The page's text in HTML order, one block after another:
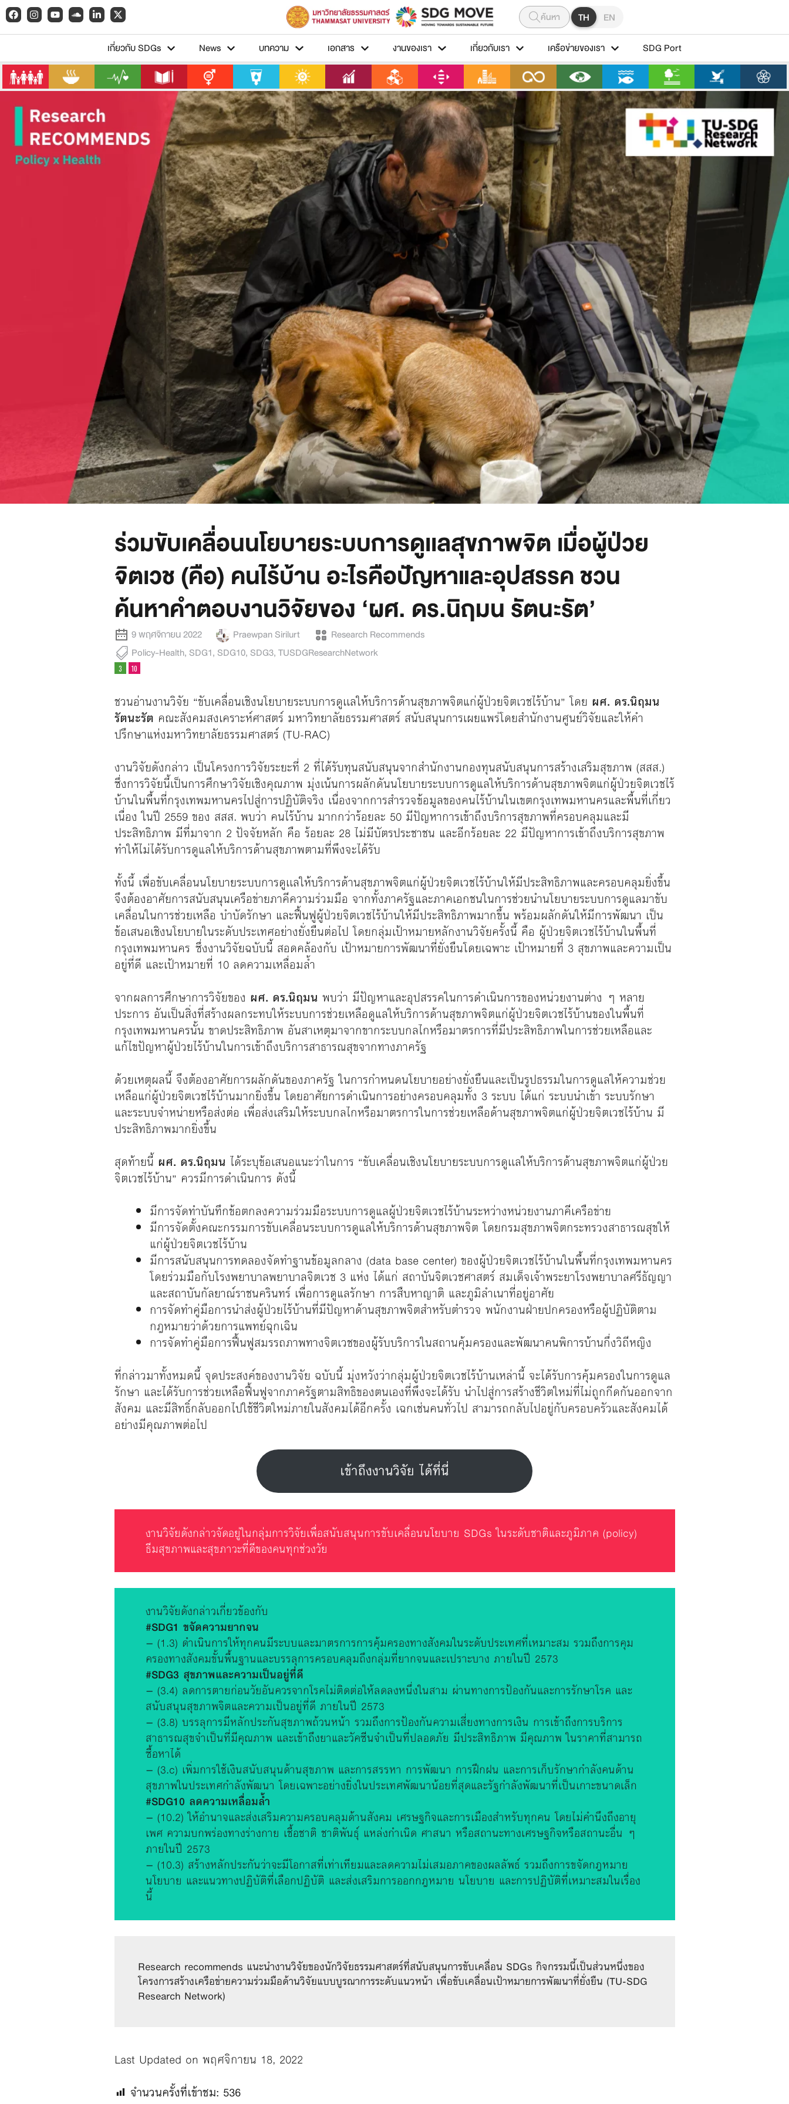
ค้นหา TH EN
เกี่ยวกับ SDGs News บทความ เอกสาร งานของเรา เกี่ยวกับเรา เครือข่ายของเรา SDG Port
ร่วมขับเคลื่อนนโยบายระบบการดูเเลสุขภาพจิต เมื่อผู้ป่วย
จิตเวช (คือ) คนไร้บ้าน อะไรคือปัญหาและอุปสรรค ชวน
ค้นหาคำตอบงานวิจัยของ ‘ผศ. ดร.นิฤมน รัตนะรัต’
9 พฤศจิกายน 2022 Praewpan Sirilurt
Research Recommends
Policy-Health, SDG1, SDG10, SDG3,TUSDGResearchNetwork
ชวนอ่านงานวิจัย “ขับเคลื่อนเชิงนโยบายระบบการดูเเลให้บริการด้านสุขภาพจิตแก่ผู้ป่วยจิตเวชไร้บ้าน” โดย ผศ. ดร.นิฤมน
รัตนะรัต คณะสังคมสงเคราะห์ศาสตร์ มหาวิทยาลัยธรรมศาสตร์ สนับสนุนการเผยแพร่โดยสำนักงานศูนย์วิจัยและให้คำ
ปรึกษาแห่งมหาวิทยาลัยธรรมศาสตร์ (TU-RAC)
งานวิจัยดังกล่าว เป็นโครงการวิจัยระยะที่ 2 ที่ได้รับทุนสนับสนุนจากสำนักงานกองทุนสนับสนุนการสร้างเสริมสุขภาพ (สสส.)
ซึ่งการวิจัยนี้เป็นการศึกษาวิจัยเชิงคุณภาพ มุ่งเน้นการผลักดันนโยบายระบบการดูแลให้บริการด้านสุขภาพจิตแก่ผู้ป่วยจิตเวชไร้
บ้านในพื้นที่กรุงเทพมหานครไปสู่การปฏิบัติจริง เนื่องจากการสำรวจข้อมูลของคนไร้บ้านในเขตกรุงเทพมหานครและพื้นที่เกี่ยว
เนื่อง ในปี 2559 ของ สสส. พบว่า คนไร้บ้าน มากกว่าร้อยละ 50 มีปัญหาการเข้าถึงบริการสุขภาพที่ครอบคลุมและมี
ประสิทธิภาพ มีที่มาจาก 2 ปัจจัยหลัก คือ ร้อยละ 28 ไม่มีบัตรประชาชน และอีกร้อยละ 22 มีปัญหาการเข้าถึงบริการสุขภาพ
ทำให้ไม่ได้รับการดูแลให้บริการด้านสุขภาพตามที่พึงจะได้รับ
ทั้งนี้ เพื่อขับเคลื่อนนโยบายระบบการดูเเลให้บริการด้านสุขภาพจิตแก่ผู้ป่วยจิตเวชไร้บ้านให้มีประสิทธิภาพและครอบคลุมยิ่งขึ้น
จึงต้องอาศัยการสนับสนุนเครือข่ายภาคีความร่วมมือ จากทั้งภาครัฐและภาคเอกชนในการช่วยนำนโยบายระบบการดูแลมาขับ
เคลื่อนในการช่วยเหลือ บำบัดรักษา และฟื้นฟูผู้ป่วยจิตเวชไร้บ้านให้มีประสิทธิภาพมากขึ้น พร้อมผลักดันให้มีการพัฒนา เป็น
ข้อเสนอเชิงนโยบายในระดับประเทศอย่างยั่งยืนต่อไป โดยกลุ่มเป้าหมายหลักงานวิจัยครั้งนี้ คือ ผู้ป่วยจิตเวชไร้บ้านในพื้นที่
กรุงเทพมหานคร ซึ่งงานวิจัยฉบับนี้ สอดคล้องกับ เป้าหมายการพัฒนาที่ยั่งยืนโดยเฉพาะ เป้าหมายที่ 3 สุขภาพและความเป็น
อยู่ที่ดี และเป้าหมายที่ 10 ลดความเหลื่อมล้ำ
จากผลการศึกษาการวิจัยของ ผศ. ดร.นิฤมน พบว่า มีปัญหาและอุปสรรคในการดำเนินการของหน่วยงานต่าง ๆ หลาย
ประการ อันเป็นสิ่งที่สร้างผลกระทบให้ระบบการช่วยเหลือดูแลให้บริการด้านสุขภาพจิตแก่ผู้ป่วยจิตเวชไร้บ้านของในพื้นที่
กรุงเทพมหานครนั้น ขาดประสิทธิภาพ อันสาเหตุมาจากขากระบบกลไกหรือมาตรการที่มีประสิทธิภาพในการช่วยเหลือและ
แก้ไขปัญหาผู้ป่วยไร้บ้านในการเข้าถึงบริการสาธารณสุขจากทางภาครัฐ
ด้วยเหตุผลนี้ จึงต้องอาศัยการผลักดันของภาครัฐ ในการกำหนดนโยบายอย่างยั่งยืนและเป็นรูปธรรมในการดูแลให้ความช่วย
เหลือแก่ผู้ป่วยจิตเวชไร้บ้านมากยิ่งขึ้น โดยอาศัยการดำเนินการอย่างครอบคลุมทั้ง 3 ระบบ ได้แก่ ระบบนำเข้า ระบบรักษา
และระบบจำหน่ายหรือส่งต่อ เพื่อส่งเสริมให้ระบบกลไกหรือมาตรการในการช่วยเหลือด้านสุขภาพจิตแก่ผู้ป่วยจิตเวชไร้บ้าน มี
ประสิทธิภาพมากยิ่งขึ้น
สุดท้ายนี้ ผศ. ดร.นิฤมน ได้ระบุข้อเสนอแนะว่าในการ “ขับเคลื่อนเชิงนโยบายระบบการดูเเลให้บริการด้านสุขภาพจิตแก่ผู้ป่วย
จิตเวชไร้บ้าน” ควรมีการดำเนินการ ดังนี้
มีการจัดทำบันทึกข้อตกลงความร่วมมือระบบการดูแลผู้ป่วยจิตเวชไร้บ้านระหว่างหน่วยงานภาคีเครือข่าย
มีการจัดตั้งคณะกรรมการขับเคลื่อนระบบการดูแลให้บริการด้านสุขภาพจิต โดยกรมสุขภาพจิตกระทรวงสาธารณสุขให้
แก่ผู้ป่วยจิตเวชไร้บ้าน
มีการสนับสนุนการทดลองจัดทำฐานข้อมูลกลาง (data base center) ของผู้ป่วยจิตเวชไร้บ้านในพื้นที่กรุงเทพมหานคร
โดยร่วมมือกับโรงพยาบาลพยาบาลจิตเวช 3 แห่ง ได้แก่ สถาบันจิตเวชศาสตร์ สมเด็จเจ้าพระยาโรงพยาบาลศรีธัญญา
และสถาบันกัลยาณ์ราชนครินทร์ เพื่อการดูแลรักษา การสืบหาญาติ และภูมิลำเนาที่อยู่อาศัย
การจัดทำคู่มือการนำส่งผู้ป่วยไร้บ้านที่มีปัญหาด้านสุขภาพจิตสำหรับตำรวจ พนักงานฝ่ายปกครองหรือผู้ปฏิบัติตาม
กฎหมายว่าด้วยการแพทย์ฉุกเฉิน
การจัดทำคู่มือการฟื้นฟูสมรรถภาพทางจิตเวชของผู้รับบริการในสถานคุ้มครองและพัฒนาคนพิการบ้านกึ่งวิถีหญิง
ที่กล่าวมาทั้งหมดนี้ จุดประสงค์ของงานวิจัย ฉบับนี้ มุ่งหวังว่ากลุ่มผู้ป่วยจิตเวชไร้บ้านเหล่านี้ จะได้รับการคุ้มครองในการดูแล
รักษา และได้รับการช่วยเหลือฟื้นฟูจากภาครัฐตามสิทธิของตนเองที่พึงจะได้รับ นำไปสู่การสร้างชีวิตใหม่ที่ไม่ถูกกีดกันออกจาก
สังคม และมีสิทธิ์กลับออกไปใช้ชีวิตใหม่ภายในสังคมได้อีกครั้ง เฉกเช่นคนทั่วไป สามารถกลับไปอยู่กับครอบครัวและสังคมได้
อย่างมีคุณภาพต่อไป
เข้าถึงงานวิจัย ได้ที่นี่
งานวิจัยดังกล่าวจัดอยู่ในกลุ่มการวิจัยเพื่อสนับสนุนการขับเคลื่อนนโยบาย SDGs ในระดับชาติและภูมิภาค (policy)
ธีมสุขภาพและสุขภาวะที่ดีของคนทุกช่วงวัย
งานวิจัยดังกล่าวเกี่ยวข้องกับ
#SDG1 ขจัดความยากจน
– (1.3) ดำเนินการให้ทุกคนมีระบบและมาตรการการคุ้มครองทางสังคมในระดับประเทศที่เหมาะสม รวมถึงการคุม
ครองทางสังคมขั้นพื้นฐานและบรรลุการครอบคลุมถึงกลุ่มที่ยากจนและเปราะบาง ภายในปี 2573
#SDG3 สุขภาพและความเป็นอยู่ที่ดี
– (3.4) ลดการตายก่อนวัยอันควรจากโรคไม่ติดต่อให้ลดลงหนึ่งในสาม ผ่านทางการป้องกันและการรักษาโรค และ
สนับสนุนสุขภาพจิตและความเป็นอยู่ที่ดี ภายในปี 2573
– (3.8) บรรลุการมีหลักประกันสุขภาพถ้วนหน้า รวมถึงการป้องกันความเสี่ยงทางการเงิน การเข้าถึงการบริการ
สาธารณสุขจำเป็นที่มีคุณภาพ และเข้าถึงยาและวัคซีนจำเป็นที่ปลอดภัย มีประสิทธิภาพ มีคุณภาพ ในราคาที่สามารถ
ซื้อหาได้
– (3.c) เพิ่มการใช้เงินสนับสนุนด้านสุขภาพ และการสรรหา การพัฒนา การฝึกฝน และการเก็บรักษากำลังคนด้าน
สุขภาพในประเทศกำลังพัฒนา โดยเฉพาะอย่างยิ่งในประเทศพัฒนาน้อยที่สุดและรัฐกำลังพัฒนาที่เป็นเกาะขนาดเล็ก
#SDG10 ลดความเหลื่อมล้ำ
– (10.2) ให้อำนาจและส่งเสริมความครอบคลุมด้านสังคม เศรษฐกิจและการเมืองสำหรับทุกคน โดยไม่คำนึงถึงอายุ
เพศ ความบกพร่องทางร่างกาย เชื้อชาติ ชาติพันธุ์ แหล่งกำเนิด ศาสนา หรือสถานะทางเศรษฐกิจหรือสถานะอื่น ๆ
ภายในปี 2573
– (10.3) สร้างหลักประกันว่าจะมีโอกาสที่เท่าเทียมและลดความไม่เสมอภาคของผลลัพธ์ รวมถึงการขจัดกฎหมาย
นโยบาย และแนวทางปฏิบัติที่เลือกปฏิบัติ และส่งเสริมการออกกฎหมาย นโยบาย และการปฏิบัติที่เหมาะสมในเรื่อง
นี้
Research recommends แนะนำงานวิจัยของนักวิจัยธรรมศาสตร์ที่สนับสนุนการขับเคลื่อน SDGs กิจกรรมนี้เป็นส่วนหนึ่งของ
โครงการสร้างเครือข่ายความร่วมมือด้านวิจัยแบบบูรณาการระดับแนวหน้า เพื่อขับเคลื่อนเป้าหมายการพัฒนาที่ยั่งยืน (TU-SDG
Research Network)
Last Updated on พฤศจิกายน 18, 2022
จำนวนครั้งที่เข้าชม: 536